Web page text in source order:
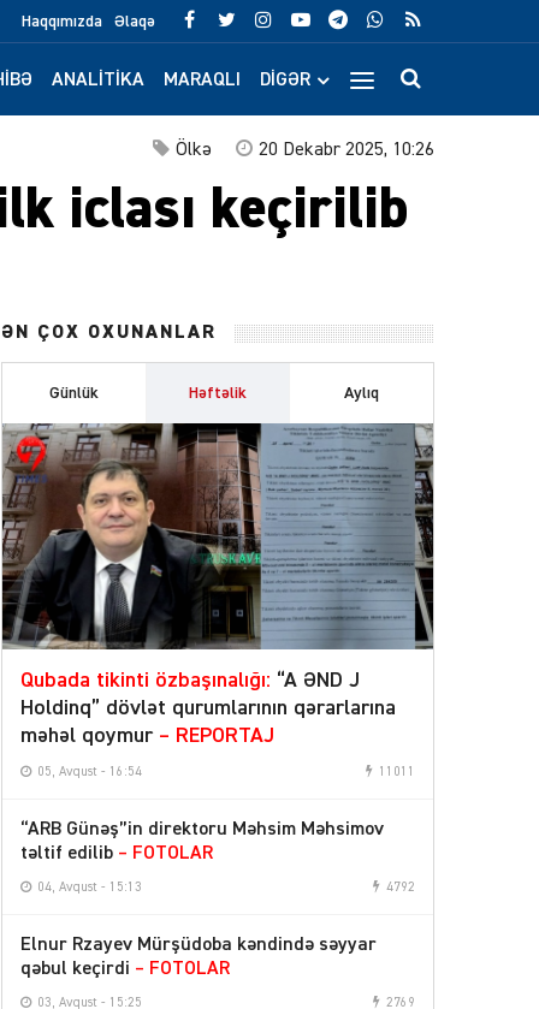
Haqqımızda Əlaqə
ANALITIKA MARAQLI DIGƏR
20 Dekabr 2025, 10:26
Ölkə
iclası keçirilib
ƏN ÇOX OXUNANLAR
Günlük Həftəlik Aylıq
Qubada tikinti özbaşınalığı: “A ƏND J
Holdinq” dövlət qurumlarının qərarlarına
məhəl qoymur – REPORTAJ
05, Avqust - 16:54 11011
“ARB Günəş”in direktoru Məhsim Məhsimov
təltif edilib – FOTOLAR
04, Avqust - 15:13 4792
Elnur Rzayev Mürşüdoba kəndində səyyar
qəbul keçirdi – FOTOLAR
03, Avqust - 15:25 2769